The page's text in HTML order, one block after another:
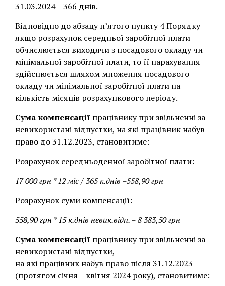
31.03.2024 – 366 днів.
Відповідно до абзацу п’ятого пункту 4 Порядку
якщо розрахунок середньої заробітної плати
обчислюється виходячи з посадового окладу чи
мінімальної заробітної плати, то її нарахування
здійснюється шляхом множення посадового
окладу чи мінімальної заробітної плати на
кількість місяців розрахункового періоду.
Сума компенсації працівнику при звільненні за
невикористані відпустки, на які працівник набув
право до 31.12.2023, становитиме:
Розрахунок середньоденної заробітної плати:
17 000 грн * 12 міс / 365 к.днів =558,90 грн
Розрахунок суми компенсації:
558,90 грн * 15 к.днів невик.відп. = 8 383,50 грн
Сума компенсації працівнику при звільненні за
невикористані відпустки,
на які працівник набув право після 31.12.2023
(протягом січня – квітня 2024 року), становитиме: